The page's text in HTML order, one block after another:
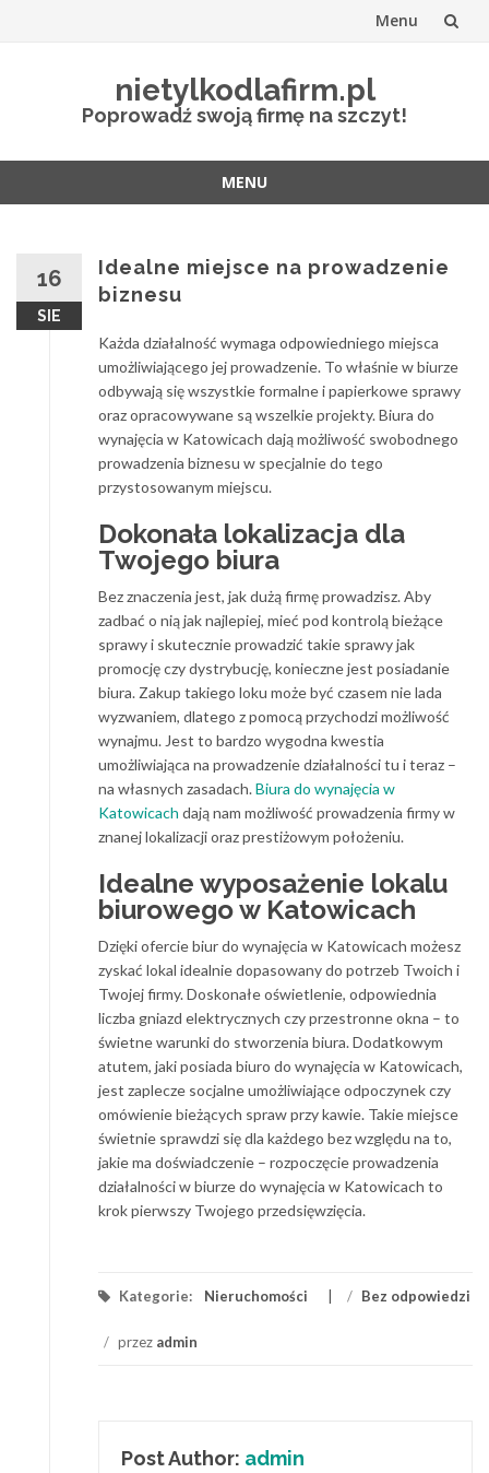
Menu
nietylkodlafirm.pl
Poprowadź swoją firmę na szczyt!
MENU
16
SIE
Idealne miejsce na prowadzenie
biznesu
Każda działalność wymaga odpowiedniego miejsca
umożliwiającego jej prowadzenie. To właśnie w biurze
odbywają się wszystkie formalne i papierkowe sprawy
oraz opracowywane są wszelkie projekty. Biura do
wynajęcia w Katowicach dają możliwość swobodnego
prowadzenia biznesu w specjalnie do tego
przystosowanym miejscu.
Dokonała lokalizacja dla
Twojego biura
Bez znaczenia jest, jak dużą firmę prowadzisz. Aby
zadbać o nią jak najlepiej, mieć pod kontrolą bieżące
sprawy i skutecznie prowadzić takie sprawy jak
promocję czy dystrybucję, konieczne jest posiadanie
biura. Zakup takiego loku może być czasem nie lada
wyzwaniem, dlatego z pomocą przychodzi możliwość
wynajmu. Jest to bardzo wygodna kwestia
umożliwiająca na prowadzenie działalności tu i teraz –
na własnych zasadach.Biura do wynajęcia w
Katowicach dają nam możliwość prowadzenia firmy w
znanej lokalizacji oraz prestiżowym położeniu.
Idealne wyposażenie lokalu
biurowego w Katowicach
Dzięki ofercie biur do wynajęcia w Katowicach możesz
zyskać lokal idealnie dopasowany do potrzeb Twoich i
Twojej firmy. Doskonałe oświetlenie, odpowiednia
liczba gniazd elektrycznych czy przestronne okna – to
świetne warunki do stworzenia biura. Dodatkowym
atutem, jaki posiada biuro do wynajęcia w Katowicach,
jest zaplecze socjalne umożliwiające odpoczynek czy
omówienie bieżących spraw przy kawie. Takie miejsce
świetnie sprawdzi się dla każdego bez względu na to,
jakie ma doświadczenie – rozpoczęcie prowadzenia
działalności w biurze do wynajęcia w Katowicach to
krok pierwszy Twojego przedsięwzięcia.
Kategorie: Nieruchomości / Bez odpowiedzi
/ przez admin
Post Author: admin